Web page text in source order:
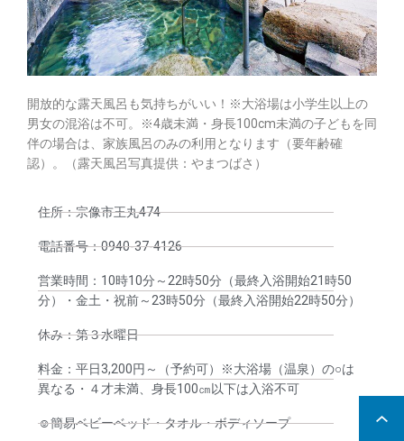
開放的な露天風呂も気持ちがいい！※大浴場は小学生以上の
男女の混浴は不可。※4歳未満・身長100cm未満の子どもを同
伴の場合は、家族風呂のみの利用となります（要年齢確
認）。（露天風呂写真提供：やまつばさ）
住所：宗像市王丸474
電話番号：0940-37-4126
営業時間：10時10分～22時50分（最終入浴開始21時50
分）・金土・祝前～23時50分（最終入浴開始22時50分）
休み：第３水曜日
料金：平日3,200円～（予約可）※大浴場（温泉）の○は
異なる・４才未満、身長100㎝以下は入浴不可
☺︎簡易ベビーベッド・タオル・ボディソープ